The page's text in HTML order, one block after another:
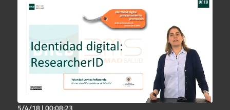
5/4/18 |00:08:23